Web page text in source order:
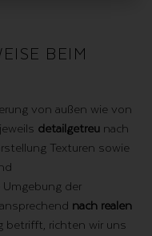
von außen wie von
detailgetreu nach
Texturen sowie
der
nach realen
betrifft, richten wir uns
BEIM